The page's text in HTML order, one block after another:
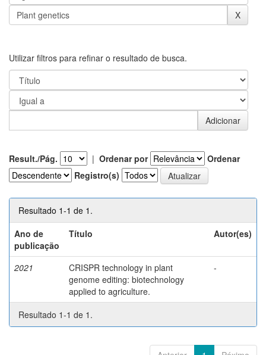
Utilizar filtros para refinar o resultado de busca.
Result./Pág. | Ordenar por
Ordenar
Registro(s)
Resultado 1-1 de 1.
Ano de
publicação
Título Autor(es)
2021
CRISPR technology in plant
genome editing: biotechnology
applied to agriculture.
-
Resultado 1-1 de 1.